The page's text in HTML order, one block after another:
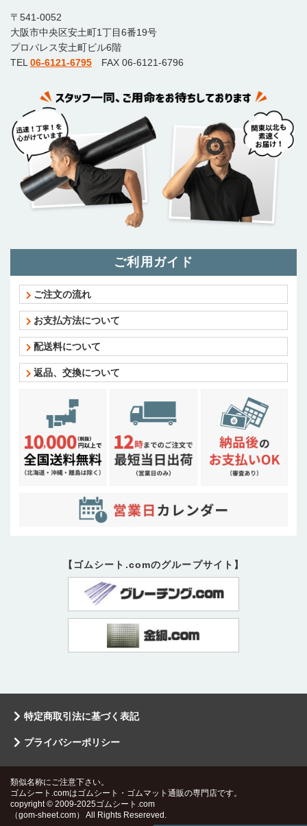
〒541-0052
大阪市中央区安土町1丁目6番19号
プロパレス安土町ビル6階
TEL 06-6121-6795 FAX 06-6121-6796
ご利用ガイド
ご注文の流れ
お支払方法について
配送料について
返品、交換について
【ゴムシート.comのグループサイト】
特定商取引法に基づく表記
プライバシーポリシー
類似名称にご注意下さい。
ゴムシート.comはゴムシート・ゴムマット通販の専門店です。
copyright © 2009-2025ゴムシート.com
（gom-sheet.com） All Rights Resereved.